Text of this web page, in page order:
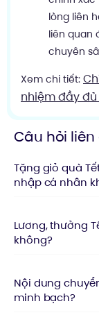
lòng liên
liên quan
chuyên
Xem chi tiết:
nhiệm đầy
Câu hỏi
Tặng giỏ quà
nhập cá nhân
Lương, thưởng
không?
Nội dung
minh bạch?